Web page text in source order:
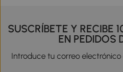
SUSCRÍBETE Y RECIBE
EN PEDIDOS
Introduce tu correo